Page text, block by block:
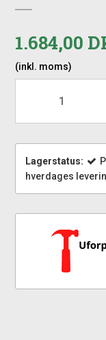
1.684,00
(inkl. moms)
Lagerstatus:
hverdages